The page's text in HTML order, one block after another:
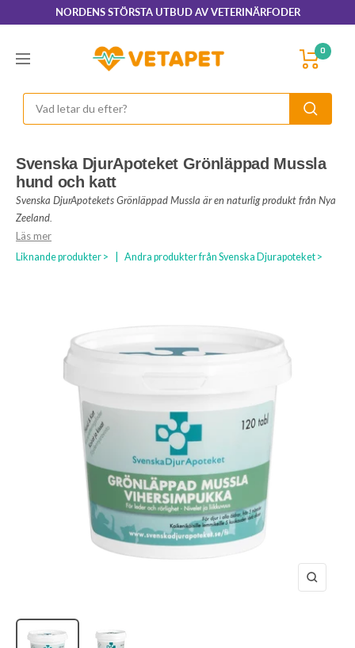
till
NORDENS STÖRSTA UTBUD AV VETERINÄRFODER
Navigering
VetaPet.com 0
Zooma
Svenska DjurApoteket Grönläppad Mussla
hund och katt
Svenska DjurApotekets Grönläppad Mussla är en naturlig produkt från Nya
Zeeland.
Läs mer
Liknande produkter > Andra produkter från Svenska Djurapoteket >